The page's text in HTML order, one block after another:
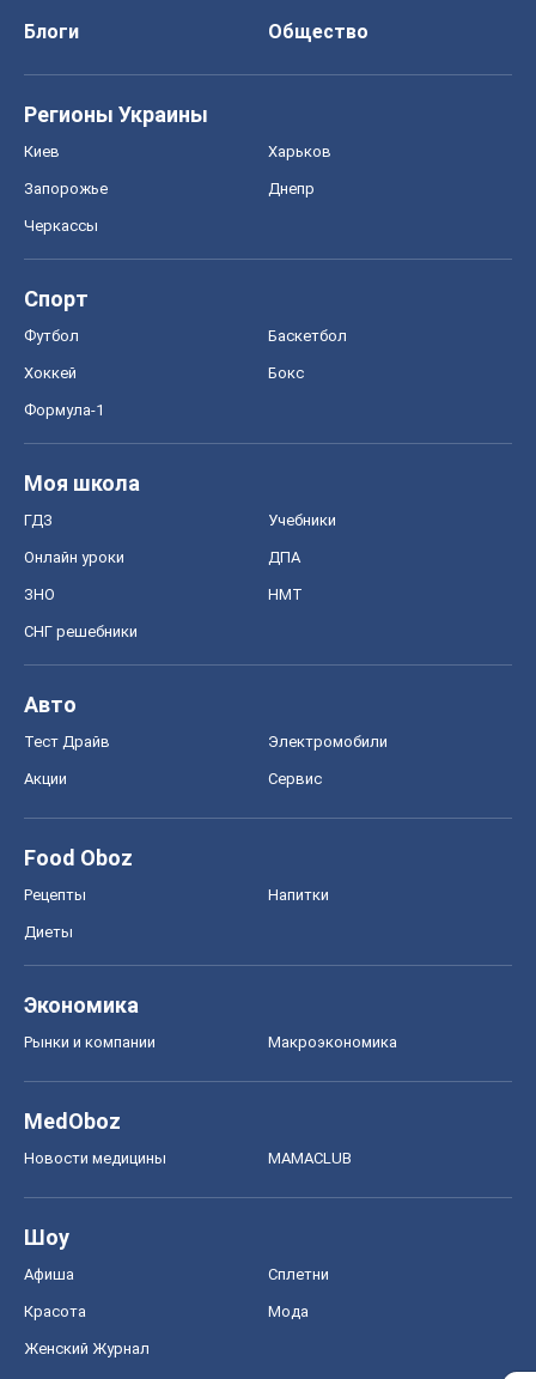
Блоги
Общество
Регионы Украины
Киев Харьков
Запорожье Днепр
Черкассы
Спорт
Футбол Баскетбол
Хоккей Бокс
Формула-1
Моя школа
ГДЗ Учебники
Онлайн уроки ДПА
ЗНО НМТ
СНГ решебники
Авто
Тест Драйв Электромобили
Акции Сервис
Food Oboz
Рецепты Напитки
Диеты
Экономика
Рынки и компании Mакроэкономика
MedOboz
Новости медицины MAMACLUB
Шоу
Афиша Сплетни
Красота Мода
Женский Журнал